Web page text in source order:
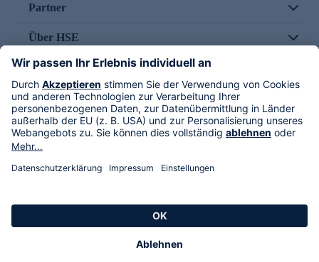
Partner
Über HSE
Im TV
HSE International